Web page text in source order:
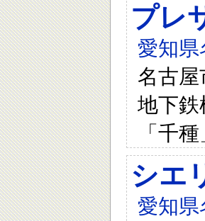
プレ
愛知
名古屋
地下鉄
「千
シエ
愛知